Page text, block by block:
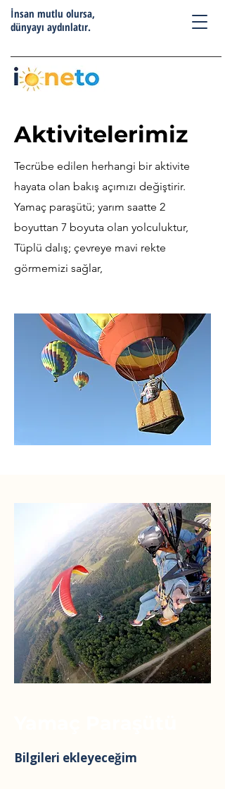
İnsan mutlu olursa,
dünyayı aydınlatır.
Aktivitelerimiz
Tecrübe edilen herhangi bir aktivite
hayata olan bakış açımızı değiştirir.
Yamaç paraşütü; yarım saatte 2
boyuttan 7 boyuta olan yolculuktur,
Tüplü dalış; çevreye mavi rekte
görmemizi sağlar,
Bilgileri ekleyeceğim